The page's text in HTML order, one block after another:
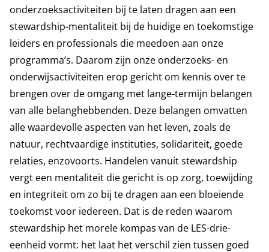
onderzoeksactiviteiten bij te laten dragen aan een
stewardship-mentaliteit bij de huidige en toekomstige
leiders en professionals die meedoen aan onze
programma’s. Daarom zijn onze onderzoeks- en
onderwijsactiviteiten erop gericht om kennis over te
brengen over de omgang met lange-termijn belangen
van alle belanghebbenden. Deze belangen omvatten
alle waardevolle aspecten van het leven, zoals de
natuur, rechtvaardige instituties, solidariteit, goede
relaties, enzovoorts. Handelen vanuit stewardship
vergt een mentaliteit die gericht is op zorg, toewijding
en integriteit om zo bij te dragen aan een bloeiende
toekomst voor iedereen. Dat is de reden waarom
stewardship het morele kompas van de LES-drie-
eenheid vormt: het laat het verschil zien tussen goed